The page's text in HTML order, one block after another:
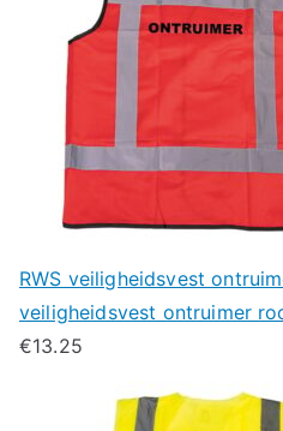
RWS veiligheidsvest
veiligheidsvest ontruimer
€13.25